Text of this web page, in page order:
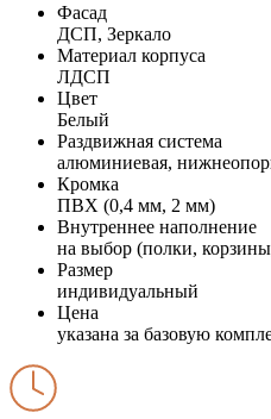
Фасад
ДСП, Зеркало
Материал корпуса
ЛДСП
Цвет
Белый
Раздвижная система
алюминиевая,
Кромка
ПВХ (0,4 мм, 2 мм)
Внутреннее наполнение
на выбор (полки,
Размер
индивидуальный
Цена
указана за базовую